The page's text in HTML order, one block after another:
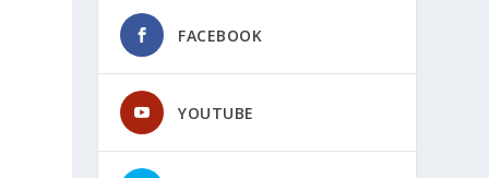
FACEBOOK
YOUTUBE